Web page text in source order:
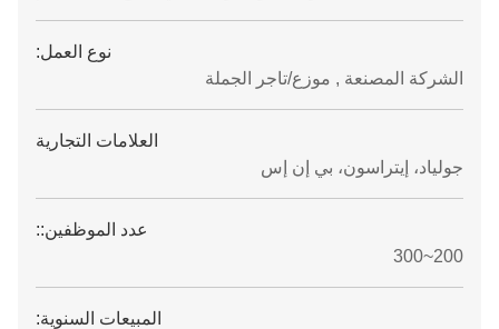
نوع العمل:
الشركة المصنعة , موزع/تاجر الجملة
العلامات التجارية
جولياد، إيتراسون، بي إن إس
عدد الموظفين::
200~300
المبيعات السنوية: